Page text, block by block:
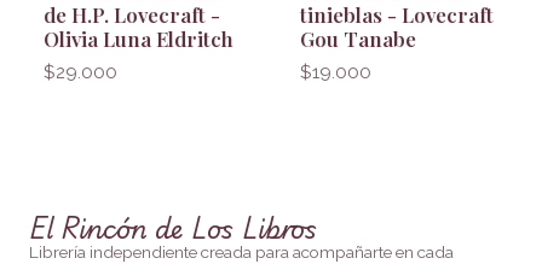
de H.P. Lovecraft -
Olivia Luna Eldritch
$29.000
tinieblas - Lovecraft
Gou Tanabe
$19.000
El Rincón de Los Libros
Librería independiente creada para acompañarte en cada